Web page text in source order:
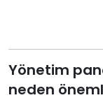
Yönetim
neden